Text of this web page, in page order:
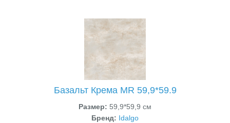
Базальт Крема MR 59,9*59.9
Размер: 59,9*59,9 см
Бренд: Idalgo